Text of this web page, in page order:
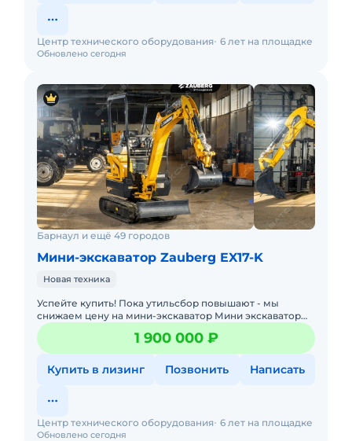
Обновлено сегодня
Центр технического оборудования 6 лет на площадке
Барнаул и ещё 49 городов
Мини-экскаватор Zauberg EX17-K
Новая техника
Успейте купить! Пока утильсбор повышают - мы
снижаем цену на мини-экскаватор Мини экскаватор
Zauberg EX-17K объемом ковша 0,04 м, массой 1 800 кг
и глубино
1 900 000 ₽
Купить в лизинг Позвонить Написать
Обновлено сегодня
Центр технического оборудования 6 лет на площадке